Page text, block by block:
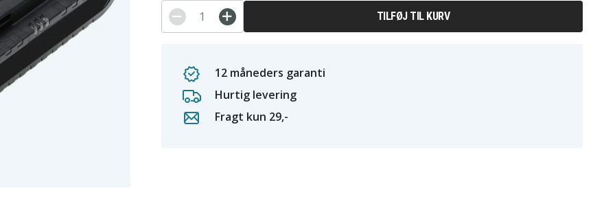
TILFØJ TIL KURV
12 måneders garanti
Hurtig levering
Fragt kun 29,-